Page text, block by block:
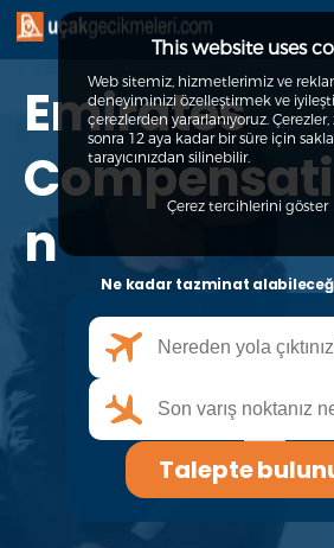
Talepte
Hakkımızda
Haklarınız
İletişim
+90 212 900 2653
Emirates
n
Ne kadar tazminat
Talepte
This website uses
Web sitemiz, hizmetlerimiz ve
deneyiminizi özelleştirmek ve
çerezlerden yararlanıyoruz.
sonra 12 aya kadar bir süre için
tarayıcınızdan silinebilir.
Çerez tercihlerini göster